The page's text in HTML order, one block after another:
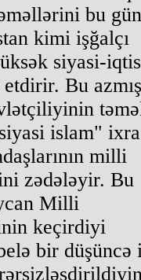
bu
kimi işğalçı
siyasi-
Bu
islam"
milli
zədələyir. Bu
Milli
keçirdiyi
bir düşüncə